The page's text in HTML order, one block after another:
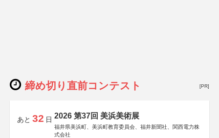
締め切り直前コンテスト [PR]
あと 32 日 2026 第37回 美浜美術展
福井県美浜町、美浜町教育委員会、福井新聞社、関西電力株
式会社